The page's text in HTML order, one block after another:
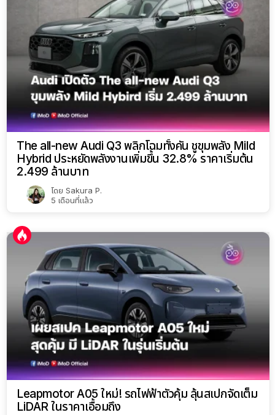
The all-new Audi Q3 พลิกโฉมทั้งคัน ชูขุมพลัง Mild
Hybrid ประหยัดพลังงานเพิ่มขึ้น 32.8% ราคาเริ่มต้น
2.499 ล้านบาท
โดย Sakura P.
5 เดือนที่แล้ว
Leapmotor A05 ใหม่! รถไฟฟ้าตัวคุ้ม ลุ้นสเปกจัดเต็ม
LiDAR ในราคาเอื้อมถึง